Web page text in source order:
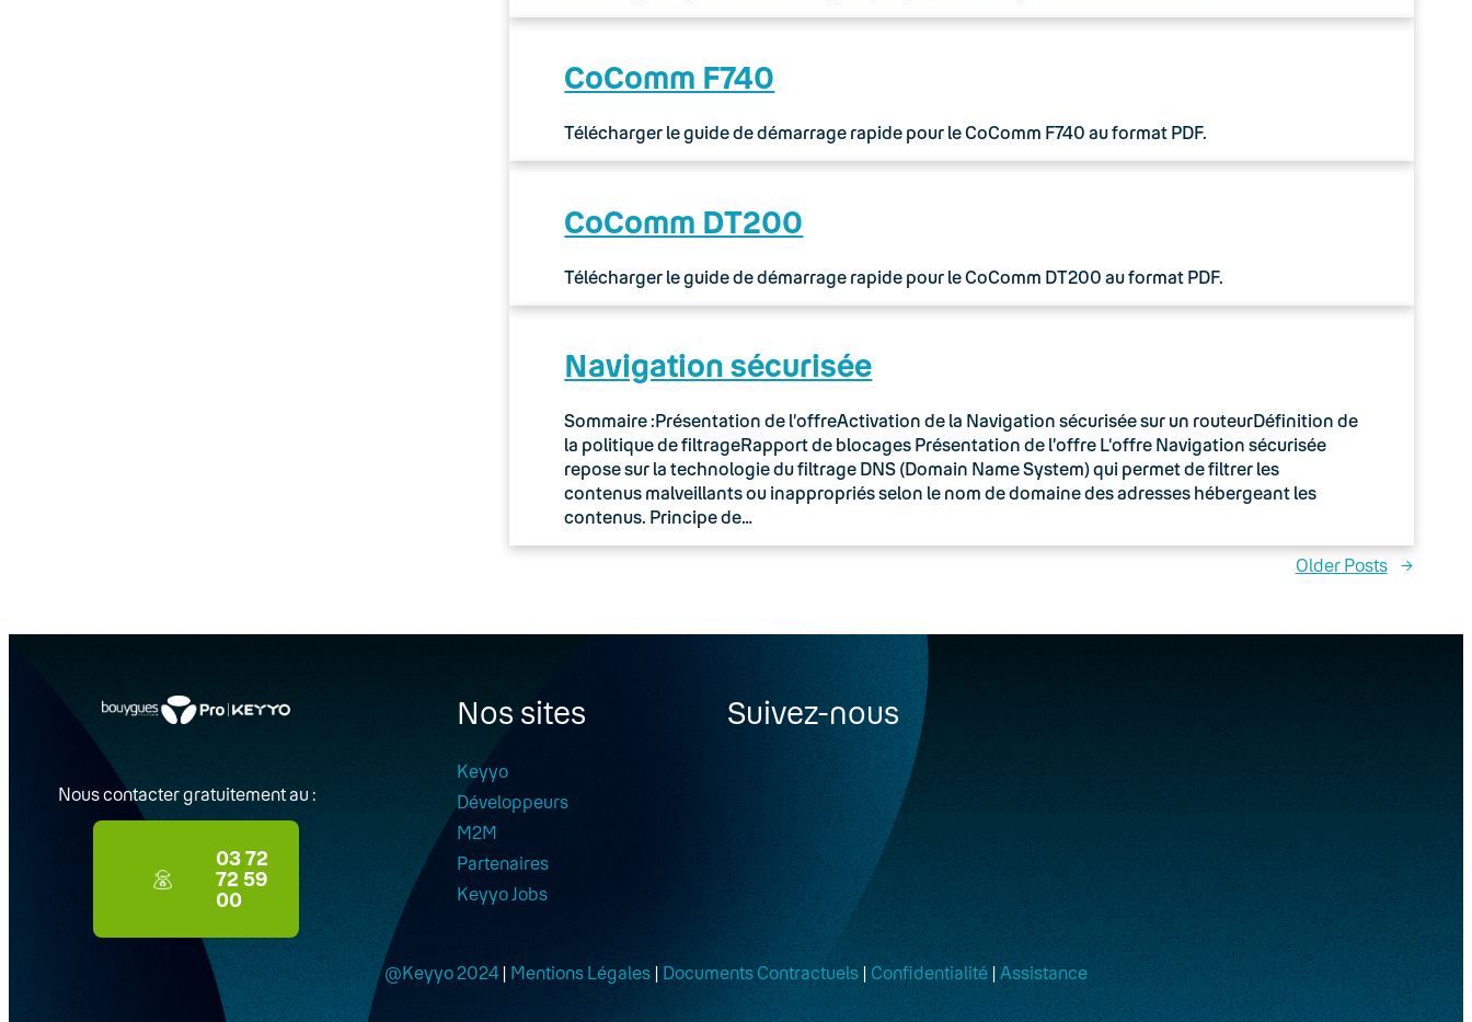
CoComm F740
Télécharger le guide de démarrage rapide pour le CoComm F740 au format PDF.
CoComm DT200
Télécharger le guide de démarrage rapide pour le CoComm DT200 au format PDF.
Navigation sécurisée
Sommaire :Présentation de l’offreActivation de la Navigation sécurisée sur un routeurDéfinition de
la politique de filtrageRapport de blocages Présentation de l’offre L’offre Navigation sécurisée
repose sur la technologie du filtrage DNS (Domain Name System) qui permet de filtrer les
contenus malveillants ou inappropriés selon le nom de domaine des adresses hébergeant les
contenus. Principe de…
Older Posts →
Nous contacter gratuitement au :
03 72
72 59
00
Nos sites
Keyyo
Développeurs
M2M
Partenaires
Keyyo Jobs
Suivez-nous
@Keyyo 2024| Mentions Légales | Documents Contractuels|Confidentialité|Assistance